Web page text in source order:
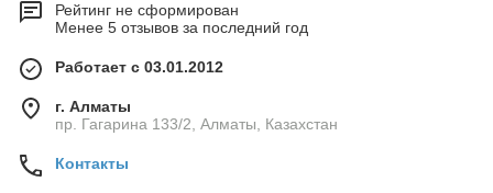
Рейтинг не сформирован
Менее 5 отзывов за последний год
Работает с 03.01.2012
г. Алматы
пр. Гагарина 133/2, Алматы, Казахстан
Контакты